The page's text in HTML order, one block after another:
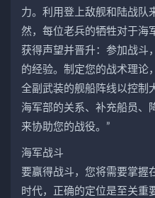
力。利用登上敌舰和陆战队
然，每位老兵的牺牲对于海
获得声望并晋升：参加战斗
的经验。制定您的战术理论
全副武装的舰船阵线以控制
海军部的关系、补充船员、
来协助您的战役。”
海军战斗
要赢得战斗，您将需要掌握
时代，正确的定位是至关重